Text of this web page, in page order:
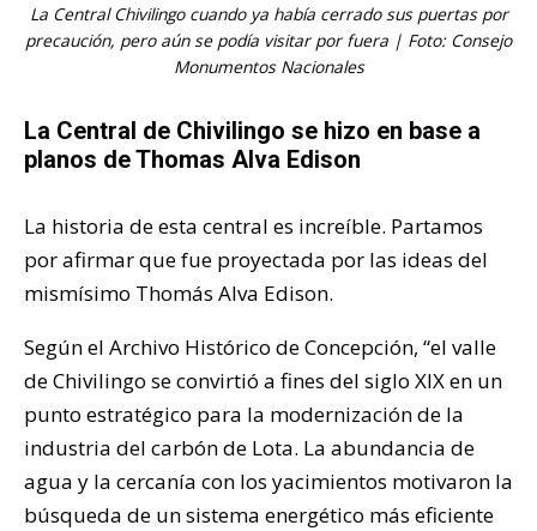
La Central Chivilingo cuando ya había cerrado sus puertas por
precaución, pero aún se podía visitar por fuera | Foto: Consejo
Monumentos Nacionales
La Central de Chivilingo se hizo en base a
planos de Thomas Alva Edison
La historia de esta central es increíble. Partamos
por afirmar que fue proyectada por las ideas del
mismísimo Thomás Alva Edison.
Según el Archivo Histórico de Concepción, “el valle
de Chivilingo se convirtió a fines del siglo XIX en un
punto estratégico para la modernización de la
industria del carbón de Lota. La abundancia de
agua y la cercanía con los yacimientos motivaron la
búsqueda de un sistema energético más eficiente